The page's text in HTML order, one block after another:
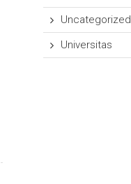
Uncategorized
Universitas